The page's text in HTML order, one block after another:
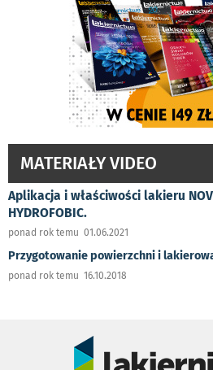
MATERIAŁY VIDEO
Aplikacja i właściwości lakieru
HYDROFOBIC.
ponad rok temu 01.06.2021
Przygotowanie powierzchni i
ponad rok temu 16.10.2018